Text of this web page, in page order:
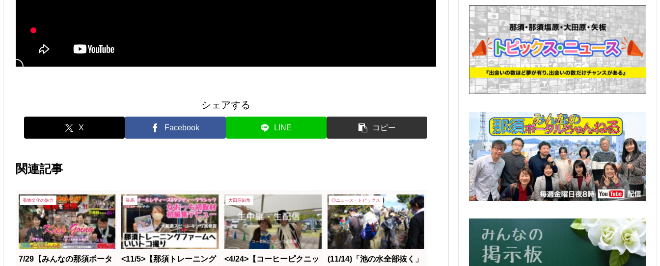
シェアする
X Facebook LINE コピー
関連記事
着物文化の魅力
7/29【みんなの那須ポータ
乗馬
<11/5>【那須トレーニング
大田原街角
<4/24>【コーヒーピクニッ
◎ニュース・トピックス
(11/14)「池の水全部抜く」